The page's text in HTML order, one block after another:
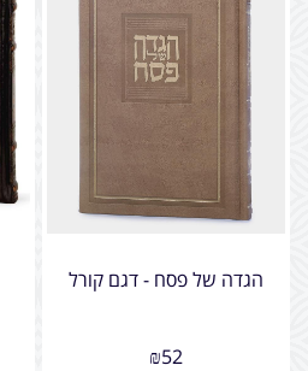
הגדה של פסח - דגם קורל
₪52